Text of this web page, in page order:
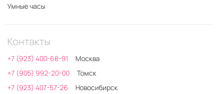
Умные часы
Контакты
+7 (923) 400-68-91
Москва
+7 (905) 992-20-00
Томск
+7 (923) 407-57-26
Новосибирск